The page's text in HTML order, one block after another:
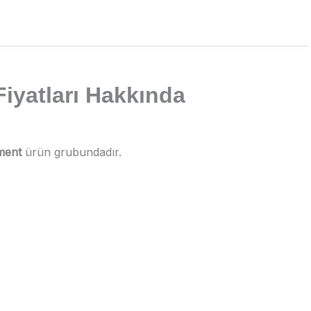
Hakkında
ürün grubundadır.